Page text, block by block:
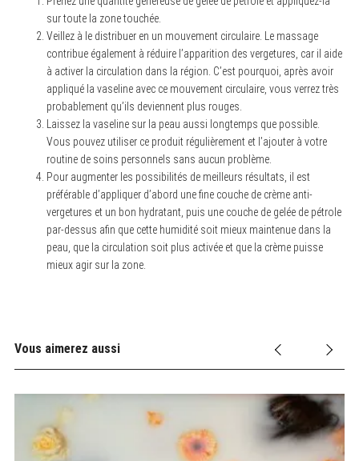
sur toute la zone touchée.
Veillez à le distribuer en un mouvement circulaire. Le massage
contribue également à réduire l’apparition des vergetures, car il aide
à activer la circulation dans la région. C’est pourquoi, après avoir
appliqué la vaseline avec ce mouvement circulaire, vous verrez très
probablement qu’ils deviennent plus rouges.
Laissez la vaseline sur la peau aussi longtemps que possible.
Vous pouvez utiliser ce produit régulièrement et l’ajouter à votre
routine de soins personnels sans aucun problème.
Pour augmenter les possibilités de meilleurs résultats, il est
préférable d’appliquer d’abord une fine couche de crème anti-
vergetures et un bon hydratant, puis une couche de gelée de pétrole
par-dessus afin que cette humidité soit mieux maintenue dans la
peau, que la circulation soit plus activée et que la crème puisse
mieux agir sur la zone.
Vous aimerez aussi